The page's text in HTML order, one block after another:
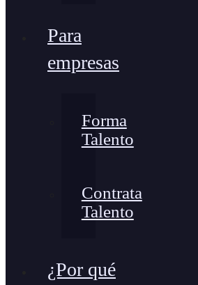
Para
empresas
Forma
Talento
Contrata
Talento
¿Por qué